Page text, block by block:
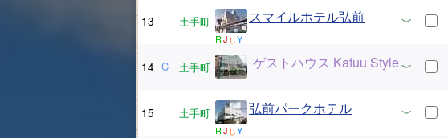
13 土手町 スマイルホテル弘前
RJ じ Y
14 C 土手町 ゲストハウス Kafuu Style
15 土手町 弘前パークホテル
RJ じ Y